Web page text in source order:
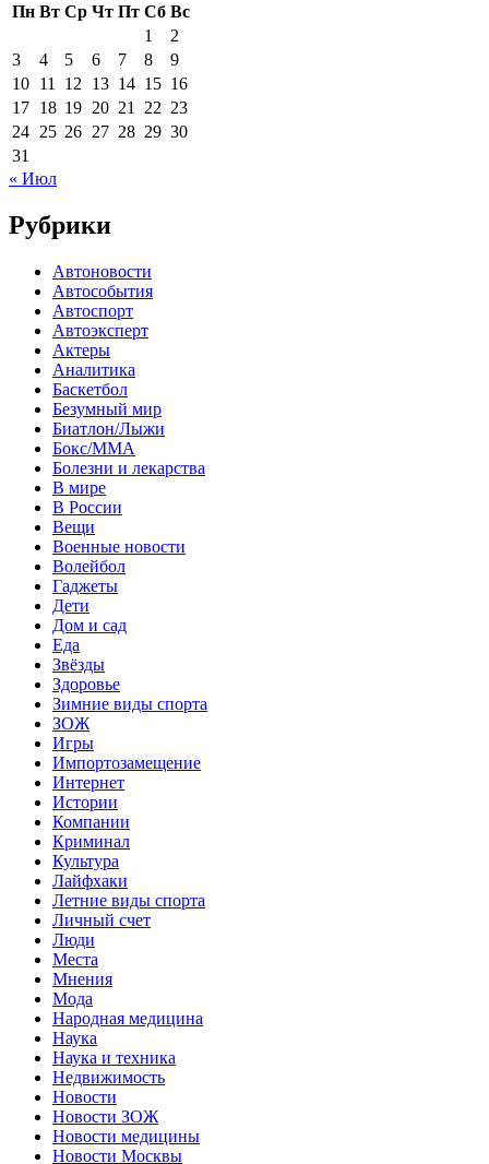
Пн Вт Ср Чт Пт Сб Вс
1
2
3
4 5 6 7 8
9
10 11 12 13 14 15 16
17 18 19 20 21 22 23
24 25 26 27 28 29 30
31
« Июл
Рубрики
Автоновости
Автособытия
Автоспорт
Автоэксперт
Актеры
Аналитика
Баскетбол
Безумный мир
Биатлон/Лыжи
Бокс/MMA
Болезни и лекарства
В мире
В России
Вещи
Военные новости
Волейбол
Гаджеты
Дети
Дом и сад
Еда
Звёзды
Здоровье
Зимние виды спорта
ЗОЖ
Игры
Импортозамещение
Интернет
Истории
Компании
Криминал
Культура
Лайфхаки
Летние виды спорта
Личный счет
Люди
Места
Мнения
Мода
Народная медицина
Наука
Наука и техника
Недвижимость
Новости
Новости ЗОЖ
Новости медицины
Новости Москвы